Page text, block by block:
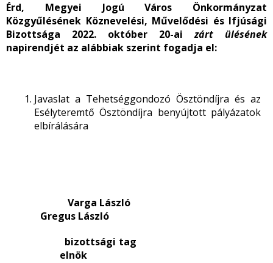
Érd, Megyei Jogú Város Önkormányzat
Közgyűlésének Köznevelési, Művelődési és Ifjúsági
Bizottsága 2022. október 20-aizárt ülésének
napirendjét az alábbiak szerint fogadja el:
Javaslat a Tehetséggondozó Ösztöndíjra és az
Esélyteremtő Ösztöndíjra benyújtott pályázatok
elbírálására
Varga László
Gregus László
bizottsági tag
elnök